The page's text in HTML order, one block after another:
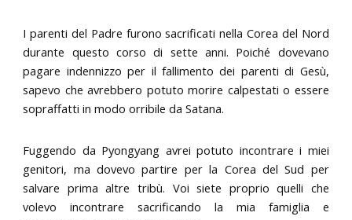
I parenti del Padre furono sacrificati nella Corea del Nord
durante questo corso di sette anni. Poiché dovevano
pagare indennizzo per il fallimento dei parenti di Gesù,
sapevo che avrebbero potuto morire calpestati o essere
sopraffatti in modo orribile da Satana.
Fuggendo da Pyongyang avrei potuto incontrare i miei
genitori, ma dovevo partire per la Corea del Sud per
salvare prima altre tribù. Voi siete proprio quelli che
volevo incontrare sacrificando la mia famiglia e